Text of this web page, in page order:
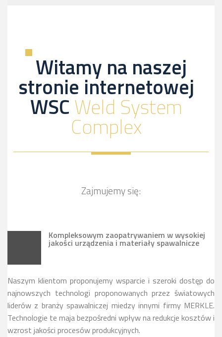
Witamy na naszej
stronie internetowej
WSCWeld System
Complex
Zajmujemy się:
Kompleksowym zaopatrywaniem w wysokiej
jakości urządzenia i materiały spawalnicze
Naszym klientom proponujemy wsparcie i szeroki dostęp do
najnowszych technologi proponowanych przez światowych
liderów z branży spawalniczej miedzy innymi firmy MERKLE.
Technologie te maja bezpośredni wpływ na redukcje kosztów i
wzrost jakości procesów produkcyjnych.